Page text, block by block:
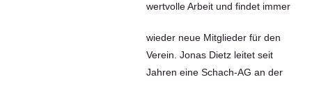
wertvolle Arbeit und findet immer
wieder neue Mitglieder für den
Verein. Jonas Dietz leitet seit
Jahren eine Schach-AG an der